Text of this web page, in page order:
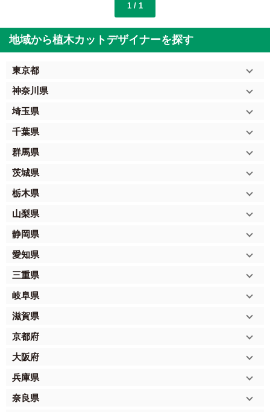
1 / 1
地域から植木カットデザイナーを探す
東京都
神奈川県
埼玉県
千葉県
群馬県
茨城県
栃木県
山梨県
静岡県
愛知県
三重県
岐阜県
滋賀県
京都府
大阪府
兵庫県
奈良県